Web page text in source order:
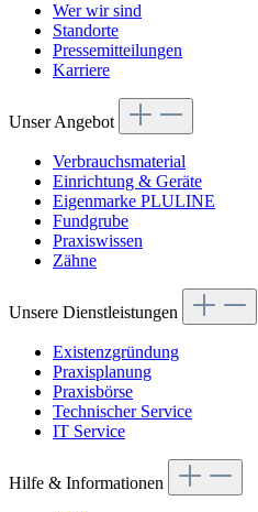
Wer wir sind
Standorte
Pressemitteilungen
Karriere
Unser Angebot
Verbrauchsmaterial
Einrichtung & Geräte
Eigenmarke PLULINE
Fundgrube
Praxiswissen
Zähne
Unsere Dienstleistungen
Existenzgründung
Praxisplanung
Praxisbörse
Technischer Service
IT Service
Hilfe & Informationen